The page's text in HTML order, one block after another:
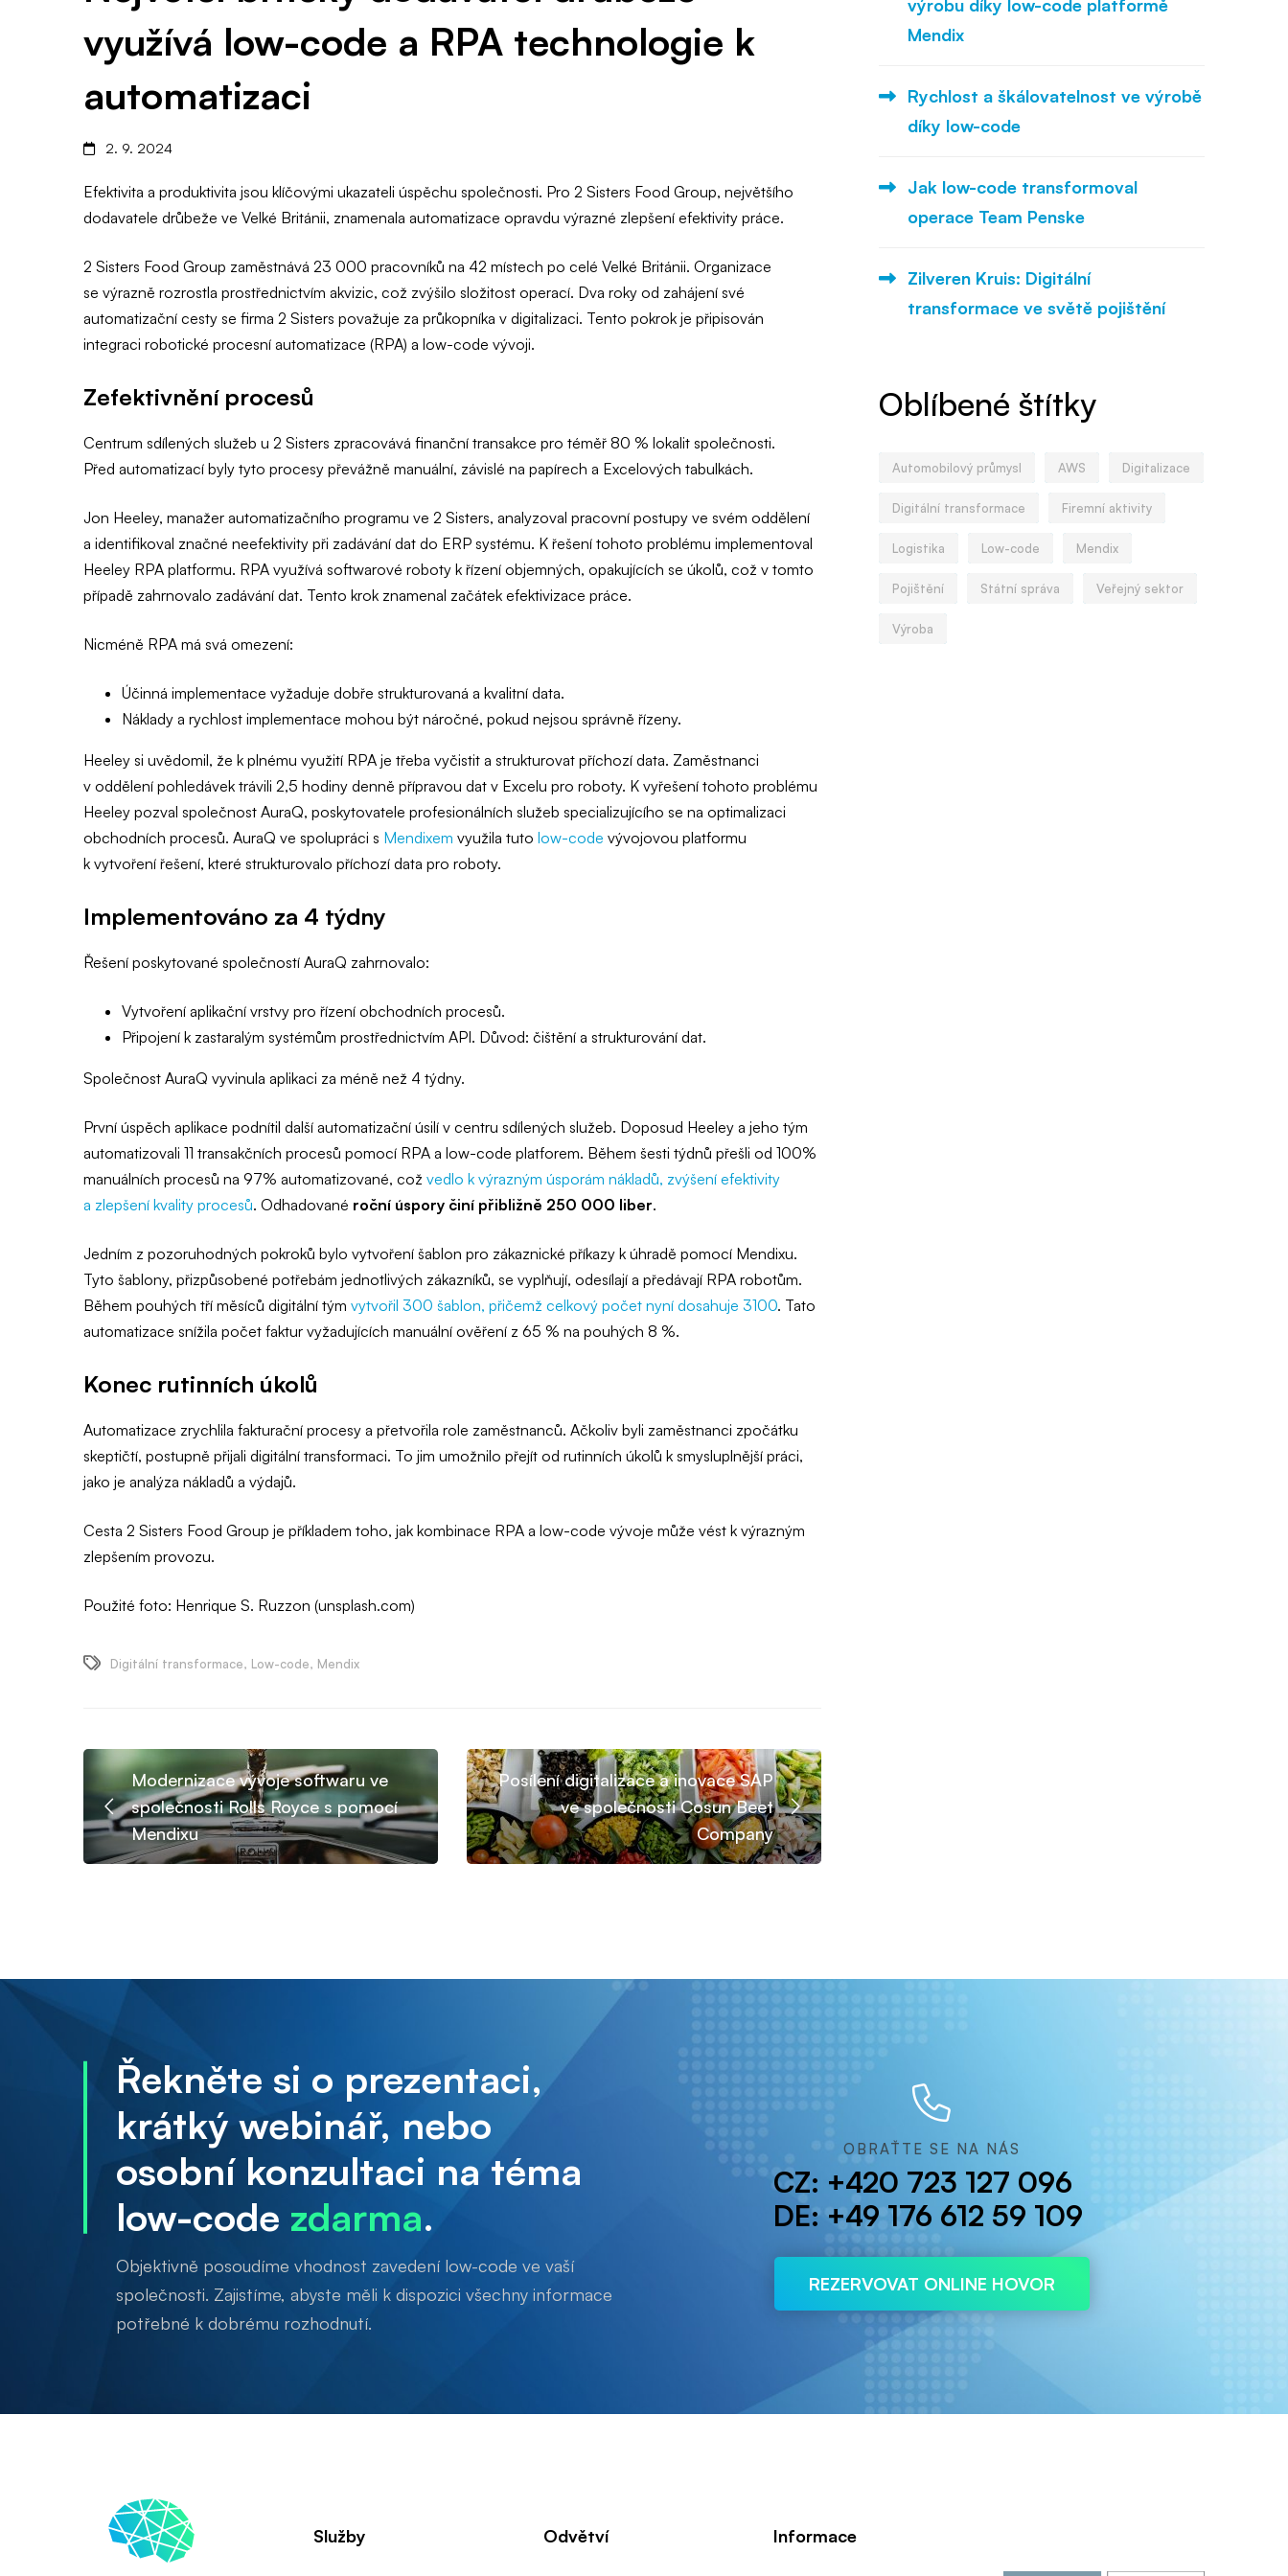
RPA
technologie
k
automatizaci
využívá low-code a RPA technologie k
automatizaci
2. 9. 2024
Efektivita a produktivita jsou klíčovými ukazateli úspěchu společnosti. Pro 2 Sisters Food Group, největšího
dodavatele drůbeže ve Velké Británii, znamenala automatizace opravdu výrazné zlepšení efektivity práce.
2 Sisters Food Group zaměstnává 23 000 pracovníků na 42 místech po celé Velké Británii. Organizace
se výrazně rozrostla prostřednictvím akvizic, což zvýšilo složitost operací. Dva roky od zahájení své
automatizační cesty se firma 2 Sisters považuje za průkopníka v digitalizaci. Tento pokrok je připisován
integraci robotické procesní automatizace (RPA) a low-code vývoji.
Zefektivnění procesů
Centrum sdílených služeb u 2 Sisters zpracovává finanční transakce pro téměř 80 % lokalit společnosti.
Před automatizací byly tyto procesy převážně manuální, závislé na papírech a Excelových tabulkách.
Jon Heeley, manažer automatizačního programu ve 2 Sisters, analyzoval pracovní postupy ve svém oddělení
a identifikoval značné neefektivity při zadávání dat do ERP systému. K řešení tohoto problému implementoval
Heeley RPA platformu. RPA využívá softwarové roboty k řízení objemných, opakujících se úkolů, což v tomto
případě zahrnovalo zadávání dat. Tento krok znamenal začátek efektivizace práce.
Nicméně RPA má svá omezení:
Účinná implementace vyžaduje dobře strukturovaná a kvalitní data.
Náklady a rychlost implementace mohou být náročné, pokud nejsou správně řízeny.
Heeley si uvědomil, že k plnému využití RPA je třeba vyčistit a strukturovat příchozí data. Zaměstnanci
v oddělení pohledávek trávili 2,5 hodiny denně přípravou dat v Excelu pro roboty. K vyřešení tohoto problému
Heeley pozval společnost AuraQ, poskytovatele profesionálních služeb specializujícího se na optimalizaci
obchodních procesů. AuraQ ve spolupráci s Mendixem využila tuto low-code vývojovou platformu
k vytvoření řešení, které strukturovalo příchozí data pro roboty.
Implementováno za 4 týdny
Řešení poskytované společností AuraQ zahrnovalo:
Vytvoření aplikační vrstvy pro řízení obchodních procesů.
Připojení k zastaralým systémům prostřednictvím API. Důvod: čištění a strukturování dat.
Společnost AuraQ vyvinula aplikaci za méně než 4 týdny.
První úspěch aplikace podnítil další automatizační úsilí v centru sdílených služeb. Doposud Heeley a jeho tým
automatizovali 11 transakčních procesů pomocí RPA a low-code platforem. Během šesti týdnů přešli od 100%
manuálních procesů na 97% automatizované, což vedlo k výrazným úsporám nákladů, zvýšení efektivity
a zlepšení kvality procesů. Odhadované roční úspory činí přibližně 250 000 liber.
Jedním z pozoruhodných pokroků bylo vytvoření šablon pro zákaznické příkazy k úhradě pomocí Mendixu.
Tyto šablony, přizpůsobené potřebám jednotlivých zákazníků, se vyplňují, odesílají a předávají RPA robotům.
Během pouhých tří měsíců digitální tým vytvořil 300 šablon, přičemž celkový počet nyní dosahuje 3100. Tato
automatizace snížila počet faktur vyžadujících manuální ověření z 65 % na pouhých 8 %.
Konec rutinních úkolů
Automatizace zrychlila fakturační procesy a přetvořila role zaměstnanců. Ačkoliv byli zaměstnanci zpočátku
skeptičtí, postupně přijali digitální transformaci. To jim umožnilo přejít od rutinních úkolů k smysluplnější práci,
jako je analýza nákladů a výdajů.
Cesta 2 Sisters Food Group je příkladem toho, jak kombinace RPA a low-code vývoje může vést k výrazným
zlepšením provozu.
Použité foto: Henrique S. Ruzzon (unsplash.com)
Digitální transformace, Low-code, Mendix
Modernizace vývoje softwaru ve
společnosti Rolls Royce s pomocí
Mendixu
Posílení digitalizace a inovace SAP
ve společnosti Cosun Beet
Company
výrobu díky low-code platformě
Mendix
Rychlost a škálovatelnost ve výrobě
díky low-code
Jak low-code transformoval
operace Team Penske
Zilveren Kruis: Digitální
transformace ve světě pojištění
Oblíbené štítky
Automobilový průmysl AWS Digitalizace
Digitální transformace Firemní aktivity
Logistika Low-code Mendix
Pojištění Státní správa Veřejný sektor
Výroba
Řekněte si o prezentaci,
krátký webinář, nebo
osobní konzultaci na téma
low-code zdarma.
Objektivně posoudíme vhodnost zavedení low-code ve vaší
společnosti. Zajistíme, abyste měli k dispozici všechny informace
potřebné k dobrému rozhodnutí.
OBRAŤTE SE NA NÁS
CZ: +420 723 127 096
DE: +49 176 612 59 109
REZERVOVAT ONLINE HOVOR
Služby Odvětví Informace